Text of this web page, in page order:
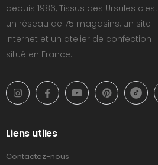
depuis 1986, Tissus des Ursules c'est
un réseau de 75 magasins, un site
Internet et un atelier de confection
situé en France.
Liens utiles
Contactez-nous